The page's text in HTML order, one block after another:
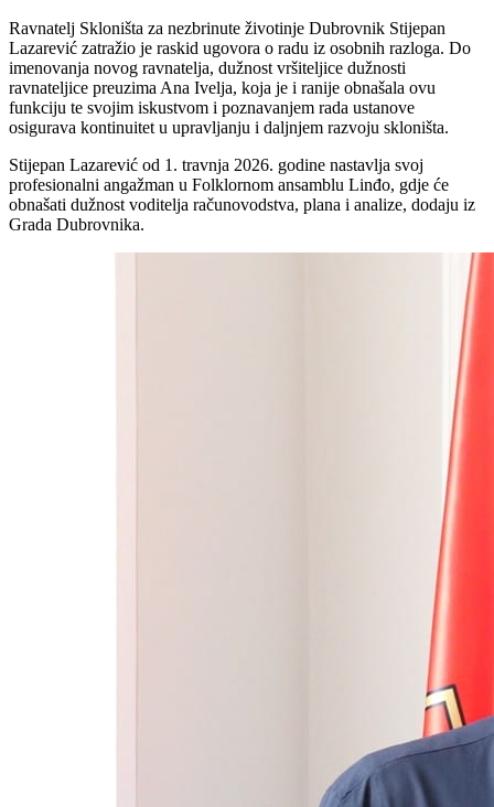
Ravnatelj Skloništa za nezbrinute životinje Dubrovnik Stijepan
Lazarević zatražio je raskid ugovora o radu iz osobnih razloga. Do
imenovanja novog ravnatelja, dužnost vršiteljice dužnosti
ravnateljice preuzima Ana Ivelja, koja je i ranije obnašala ovu
funkciju te svojim iskustvom i poznavanjem rada ustanove
osigurava kontinuitet u upravljanju i daljnjem razvoju skloništa.
Stijepan Lazarević od 1. travnja 2026. godine nastavlja svoj
profesionalni angažman u Folklornom ansamblu Linđo, gdje će
obnašati dužnost voditelja računovodstva, plana i analize, dodaju iz
Grada Dubrovnika.